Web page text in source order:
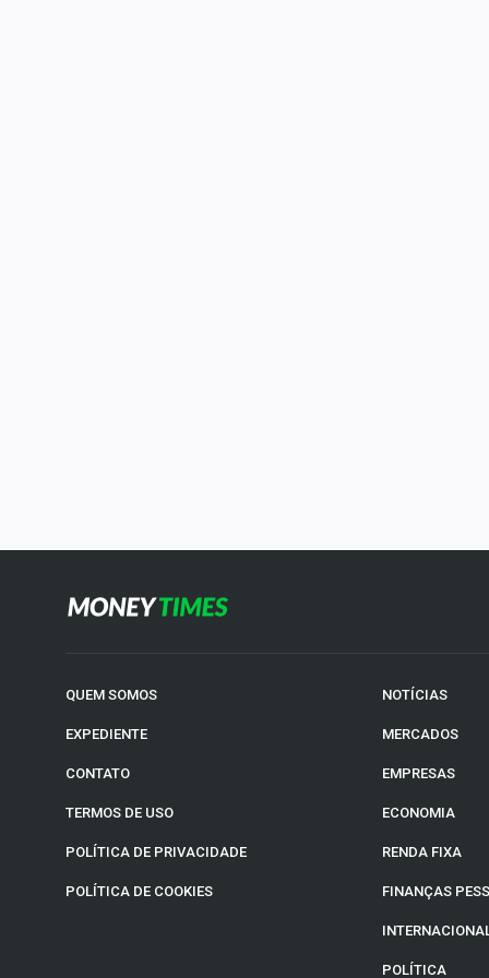
QUEM SOMOS
EXPEDIENTE
CONTATO
TERMOS DE USO
POLÍTICA DE PRIVACIDADE
POLÍTICA DE COOKIES
NOTÍCIAS
MERCADOS
EMPRESAS
ECONOMIA
RENDA FIXA
FINANÇAS
POLÍTICA